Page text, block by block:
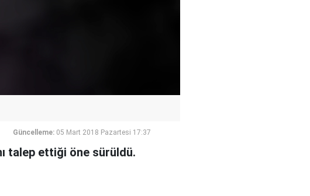
Güncelleme: 05 Mart 2018 Pazartesi 17:37
talep ettiği öne sürüldü.